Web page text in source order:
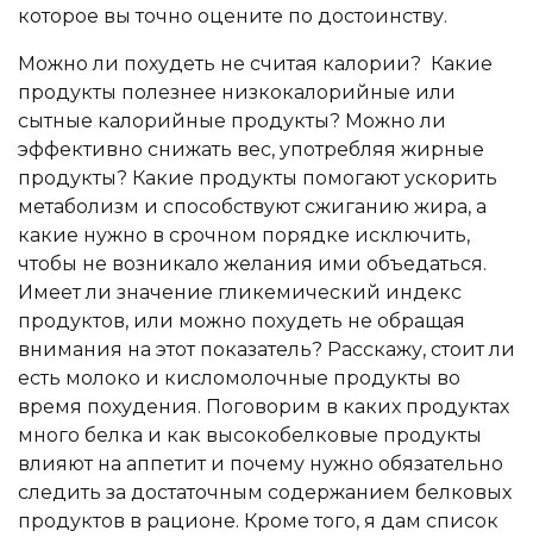
которое вы точно оцените по достоинству.
Можно ли похудеть не считая калории? Какие
продукты полезнее низкокалорийные или
сытные калорийные продукты? Можно ли
эффективно снижать вес, употребляя жирные
продукты? Какие продукты помогают ускорить
метаболизм и способствуют сжиганию жира, а
какие нужно в срочном порядке исключить,
чтобы не возникало желания ими объедаться.
Имеет ли значение гликемический индекс
продуктов, или можно похудеть не обращая
внимания на этот показатель? Расскажу, стоит ли
есть молоко и кисломолочные продукты во
время похудения. Поговорим в каких продуктах
много белка и как высокобелковые продукты
влияют на аппетит и почему нужно обязательно
следить за достаточным содержанием белковых
продуктов в рационе. Кроме того, я дам список